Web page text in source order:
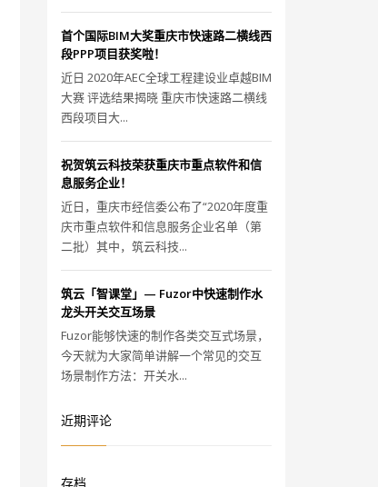
首个国际BIM大奖重庆市快速路二横线西
段PPP项目获奖啦！
近日 2020年AEC全球工程建设业卓越BIM
大赛 评选结果揭晓 重庆市快速路二横线
西段项目大...
祝贺筑云科技荣获重庆市重点软件和信
息服务企业！
近日，重庆市经信委公布了“2020年度重
庆市重点软件和信息服务企业名单（第
二批）其中，筑云科技...
筑云「智课堂」— Fuzor中快速制作水
龙头开关交互场景
Fuzor能够快速的制作各类交互式场景，
今天就为大家简单讲解一个常见的交互
场景制作方法：开关水...
近期评论
存档